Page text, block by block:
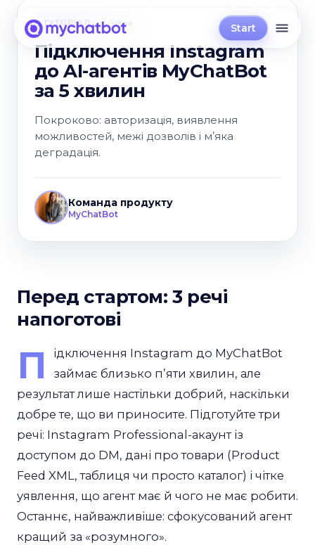
Start
ТУТОРІАЛ 9 хв
Підключення Instagram
до AI-агентів MyChatBot
за 5 хвилин
Покроково: авторизація, виявлення
можливостей, межі дозволів і мʼяка
деградація.
Команда продукту
MyChatBot
Перед стартом: 3 речі
напоготові
П
ідключення Instagram до MyChatBot
займає близько пʼяти хвилин, але
результат лише настільки добрий, наскільки
добре те, що ви приносите. Підготуйте три
речі: Instagram Professional-акаунт із
доступом до DM, дані про товари (Product
Feed XML, таблиця чи просто каталог) і чітке
уявлення, що агент має й чого не має робити.
Останнє, найважливіше: сфокусований агент
кращий за «розумного».